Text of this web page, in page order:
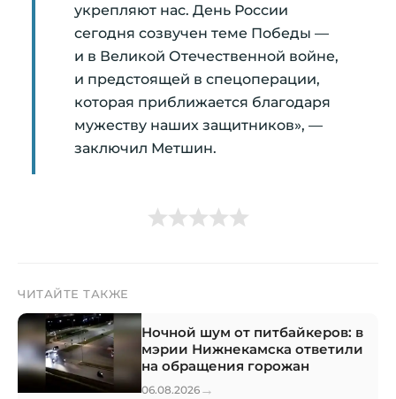
укрепляют нас. День России
сегодня созвучен теме Победы —
и в Великой Отечественной войне,
и предстоящей в спецоперации,
которая приближается благодаря
мужеству наших защитников», —
заключил Метшин.
ЧИТАЙТЕ ТАКЖЕ
Ночной шум от питбайкеров: в
мэрии Нижнекамска ответили
на обращения горожан
06.08.2026 →